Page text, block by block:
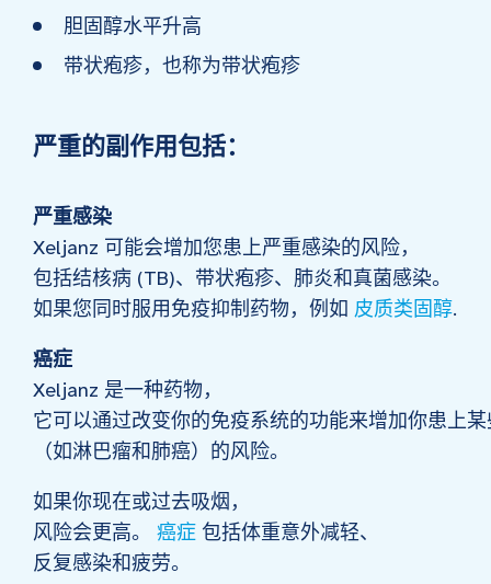
胆固醇水平升高
带状疱疹，也称为带状疱疹
严重的副作用包括：
严重感染
Xeljanz 可能会增加您患上严重感染的风险，
包括结核病 (TB)、带状疱疹、肺炎和真菌感染。
如果您同时服用免疫抑制药物，例如 皮质类固醇.
癌症
Xeljanz 是一种药物，
它可以通过改变你的免疫系统的功能来增加你患上
（如淋巴瘤和肺癌）的风险。
如果你现在或过去吸烟，
风险会更高。 癌症 包括体重意外减轻、
反复感染和疲劳。